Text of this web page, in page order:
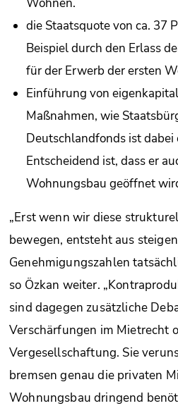
Wohnen.
die Staatsquote von ca. 37
Beispiel durch den Erlass
für der Erwerb der ersten
Einführung von
Maßnahmen, wie
Deutschlandfonds ist dabei
Entscheidend ist, dass er
Wohnungsbau geöffnet
„Erst wenn wir diese
bewegen, entsteht aus
Genehmigungszahlen
so Özkan weiter.
sind dagegen zusätzliche
Verschärfungen im Mietrecht
Vergesellschaftung. Sie
bremsen genau die privaten
Wohnungsbau dringend